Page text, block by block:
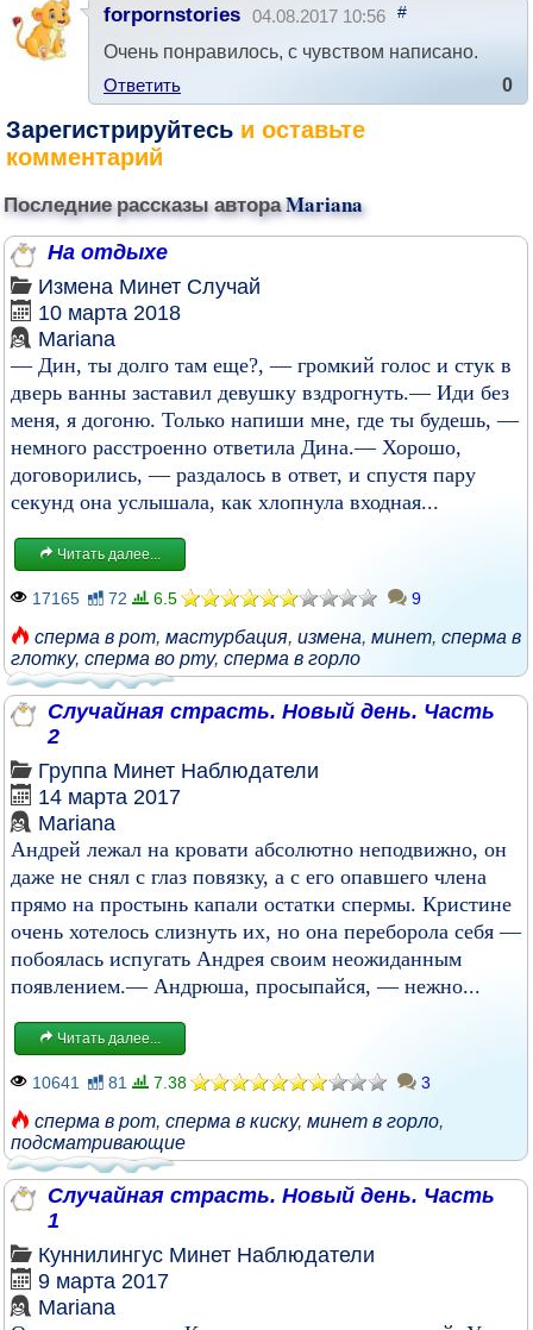
forpornstories 04.08.2017 10:56 #
Очень понравилось, с чувством написано.
Ответить
0
Зарегистрируйтесь и оставьте
комментарий
Последние рассказы автораMariana
На отдыхе
Измена Минет Случай
10 марта 2018
Mariana
— Дин, ты долго там еще?, — громкий голос и стук в
дверь ванны заставил девушку вздрогнуть.— Иди без
меня, я догоню. Только напиши мне, где ты будешь, —
немного расстроенно ответила Дина.— Хорошо,
договорились, — раздалось в ответ, и спустя пару
секунд она услышала, как хлопнула входная...
Читать далее...
17165 72 6.5 9
сперма в рот, мастурбация, измена, минет, сперма в
глотку, сперма во рту, сперма в горло
Случайная страсть. Новый день. Часть
2
Группа Минет Наблюдатели
14 марта 2017
Mariana
Андрей лежал на кровати абсолютно неподвижно, он
даже не снял с глаз повязку, а с его опавшего члена
прямо на простынь капали остатки спермы. Кристине
очень хотелось слизнуть их, но она переборола себя —
побоялась испугать Андрея своим неожиданным
появлением.— Андрюша, просыпайся, — нежно...
Читать далее...
10641 81 7.38 3
сперма в рот, сперма в киску, минет в горло,
подсматривающие
Случайная страсть. Новый день. Часть
1
Куннилингус Минет Наблюдатели
9 марта 2017
Mariana